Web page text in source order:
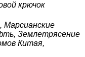
крючок
Марсианские
Землетрясение
Китая,